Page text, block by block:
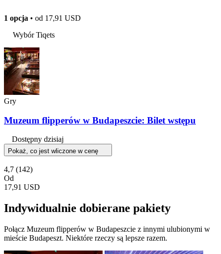
1 opcja • od 17,91 USD
Wybór Tiqets
Gry
Muzeum flipperów w Budapeszcie: Bilet wstępu
Dostępny dzisiaj
Pokaż, co jest wliczone w cenę
4,7 (142)
Od
17,91 USD
Indywidualnie dobierane pakiety
Połącz Muzeum flipperów w Budapeszcie z innymi ulubionymi w
mieście Budapeszt. Niektóre rzeczy są lepsze razem.